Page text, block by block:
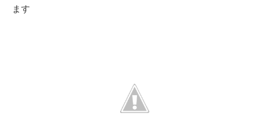
ます